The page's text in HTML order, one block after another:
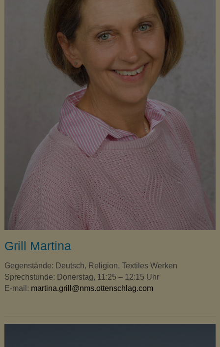
Grill Martina
Gegenstände: Deutsch, Religion, Textiles Werken
Sprechstunde: Donerstag, 11:25 – 12:15 Uhr
E-mail: martina.grill@nms.ottenschlag.com